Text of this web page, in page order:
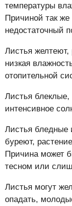
температуры
Причиной так
недостаточный
Листья
низкая
отопительной
Листья
интенсивное
Листья бледные
буреют,
Причина может
тесном или
Листья могут
опадать,